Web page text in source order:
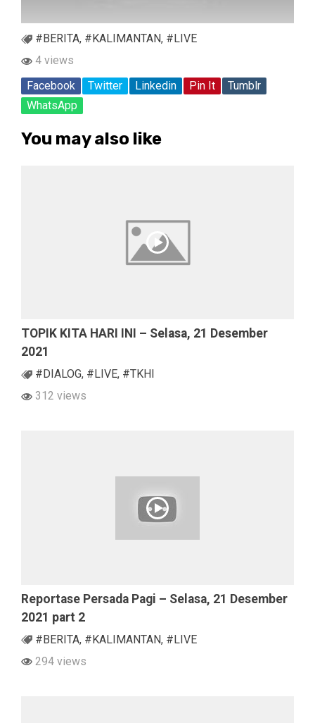
#BERITA, #KALIMANTAN, #LIVE
4 views
Facebook
Twitter Linkedin Pin It
Tumblr
WhatsApp
You may also like
TOPIK KITA HARI INI – Selasa, 21 Desember
2021
#DIALOG, #LIVE, #TKHI
312 views
Reportase Persada Pagi – Selasa, 21 Desember
2021 part 2
#BERITA, #KALIMANTAN, #LIVE
294 views